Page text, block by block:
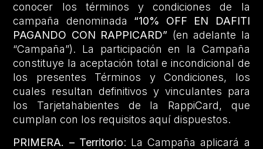
conocer los términos y condiciones de la
campaña denominada “10% OFF EN DAFITI
PAGANDO CON RAPPICARD” (en adelante la
“Campaña”). La participación en la Campaña
constituye la aceptación total e incondicional de
los presentes Términos y Condiciones, los
cuales resultan definitivos y vinculantes para
los Tarjetahabientes de la RappiCard, que
cumplan con los requisitos aquí dispuestos.
PRIMERA. – Territorio: La Campaña aplicará a